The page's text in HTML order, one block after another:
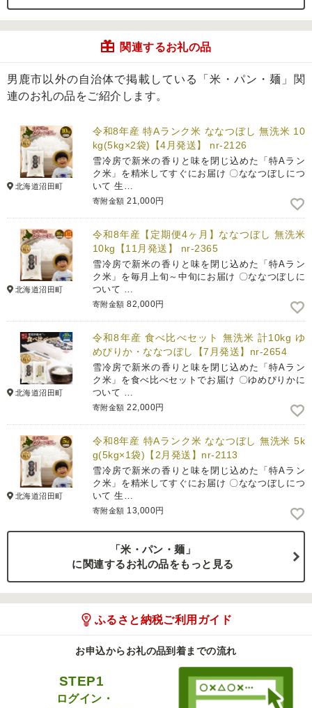
関連するお礼の品
男鹿市以外の自治体で掲載している「米・パン・麺」関
連のお礼の品をご紹介します。
北海道沼田町
令和8年産 特Aランク米 ななつぼし 無洗米 10
kg(5kg×2袋)【4月発送】 nr-2126
雪冷房で新米の香りと味を閉じ込めた「特Aラン
ク米」を精米してすぐにお届け 〇ななつぼしにつ
いて 生…
寄附金額 21,000円
北海道沼田町
令和8年産【定期便4ヶ月】ななつぼし 無洗米
10kg【11月発送】 nr-2365
雪冷房で新米の香りと味を閉じ込めた「特Aラン
ク米」を毎月上旬～中旬にお届け 〇ななつぼしに
ついて …
寄附金額 82,000円
北海道沼田町
令和8年産 食べ比べセット 無洗米 計10kg ゆ
めぴりか・ななつぼし【7月発送】nr-2654
雪冷房で新米の香りと味を閉じ込めた「特Aラン
ク米」を食べ比べセットでお届け 〇ゆめぴりかに
ついて …
寄附金額 22,000円
北海道沼田町
令和8年産 特Aランク米 ななつぼし 無洗米 5k
g(5kg×1袋)【2月発送】nr-2113
雪冷房で新米の香りと味を閉じ込めた「特Aラン
ク米」を精米してすぐにお届け 〇ななつぼしにつ
いて 生…
寄附金額 13,000円
「米・パン・麺」
に関連するお礼の品をもっと見る
ふるさと納税ご利用ガイド
お申込からお礼の品到着までの流れ
STEP1
ログイン・